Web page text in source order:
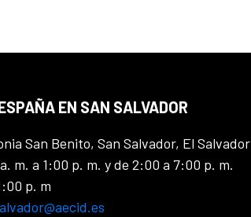
EN SAN SALVADOR
San Benito, San Salvador, El Salvador
m. a 1:00 p. m. y de 2:00 a 7:00 p. m.
p. m